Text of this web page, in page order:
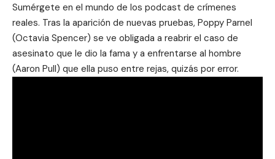
Sumérgete en el mundo de los podcast de crímenes
reales. Tras la aparición de nuevas pruebas, Poppy Parnel
(Octavia Spencer) se ve obligada a reabrir el caso de
asesinato que le dio la fama y a enfrentarse al hombre
(Aaron Pull) que ella puso entre rejas, quizás por error.